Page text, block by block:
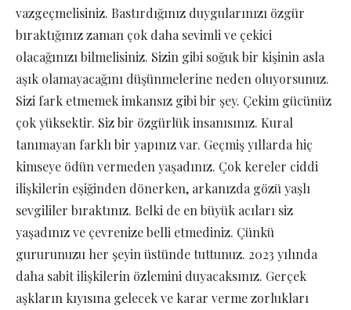
vazgeçmelisiniz. Bastırdığınız duygularınızı özgür
bıraktığınız zaman çok daha sevimli ve çekici
olacağınızı bilmelisiniz. Sizin gibi soğuk bir kişinin asla
aşık olamayacağını düşünmelerine neden oluyorsunuz.
Sizi fark etmemek imkansız gibi bir şey. Çekim gücünüz
çok yüksektir. Siz bir özgürlük insanısınız. Kural
tanımayan farklı bir yapınız var. Geçmiş yıllarda hiç
kimseye ödün vermeden yaşadınız. Çok kereler ciddi
ilişkilerin eşiğinden dönerken, arkanızda gözü yaşlı
sevgililer bıraktınız. Belki de en büyük acıları siz
yaşadınız ve çevrenize belli etmediniz. Çünkü
gururunuzu her şeyin üstünde tuttunuz. 2023 yılında
daha sabit ilişkilerin özlemini duyacaksınız. Gerçek
aşkların kıyısına gelecek ve karar verme zorlukları